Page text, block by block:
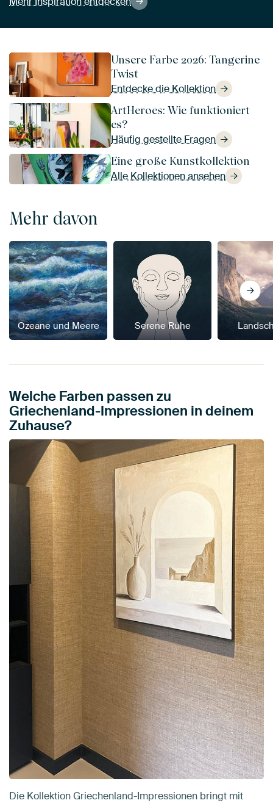
Unsere Farbe 2026: Tangerine
Twist
Entdecke die Kollektion
ArtHeroes: Wie funktioniert
es?
Häufig gestellte Fragen
Eine große Kunstkollektion
Alle Kollektionen ansehen
Mehr davon
Ozeane und Meere Serene Ruhe
Welche Farben passen zu
Griechenland-Impressionen in deinem
Zuhause?
Die Kollektion Griechenland-Impressionen bringt mit